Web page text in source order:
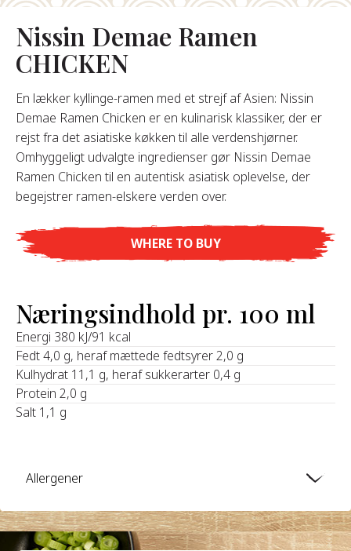
Om Os
Grundlægger
Historie
Værdier
Ofte
Stillede
Nissin Demae Ramen
CHICKEN
En lækker kyllinge-ramen med et strejf af Asien: Nissin
Demae Ramen Chicken er en kulinarisk klassiker, der er
rejst fra det asiatiske køkken til alle verdenshjørner.
Omhyggeligt udvalgte ingredienser gør Nissin Demae
Ramen Chicken til en autentisk asiatisk oplevelse, der
begejstrer ramen-elskere verden over.
WHERE TO BUY
Næringsindhold pr. 100 ml
Energi 380 kJ/91 kcal
Fedt 4,0 g, heraf mættede fedtsyrer 2,0 g
Kulhydrat 11,1 g, heraf sukkerarter 0,4 g
Protein 2,0 g
Salt 1,1 g
Allergener